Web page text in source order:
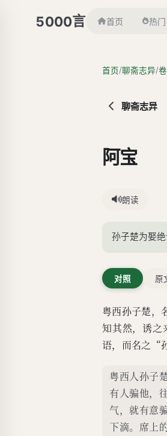
5000言 首页 热门
首页/聊斋志异/
聊斋志异
阿宝
朗读
孙子楚为娶
对照 原
粤西孙子楚，
知其然，诱之
语，而名之“
粤西人孙子
有人骗他，
气，就有意
下滴。席上